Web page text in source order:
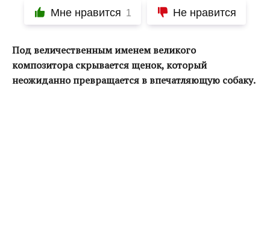
Мне нравится 1 Не нравится
Под величественным именем великого
композитора скрывается щенок, который
неожиданно превращается в впечатляющую собаку.